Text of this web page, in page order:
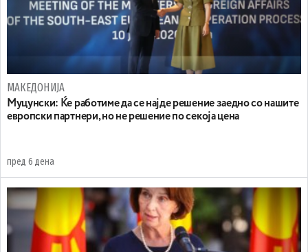
МАКЕДОНИЈА
Муцунски: Ќе работиме да се најде решение заедно со нашите
европски партнери, но не решение по секоја цена
пред 6 дена